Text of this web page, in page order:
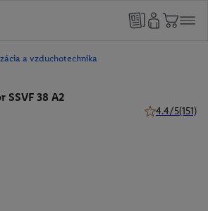
a vzduchotechnika
38 A2
4.4/5(151)